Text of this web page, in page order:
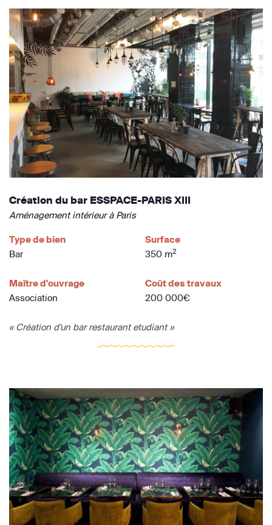
Création du bar ESSPACE-PARIS XIII
Aménagement intérieur à Paris
Type de bien
Bar
Surface
350 m2
Maître d'ouvrage
Association
Coût des travaux
200 000€
« Création d'un bar restaurant etudiant »